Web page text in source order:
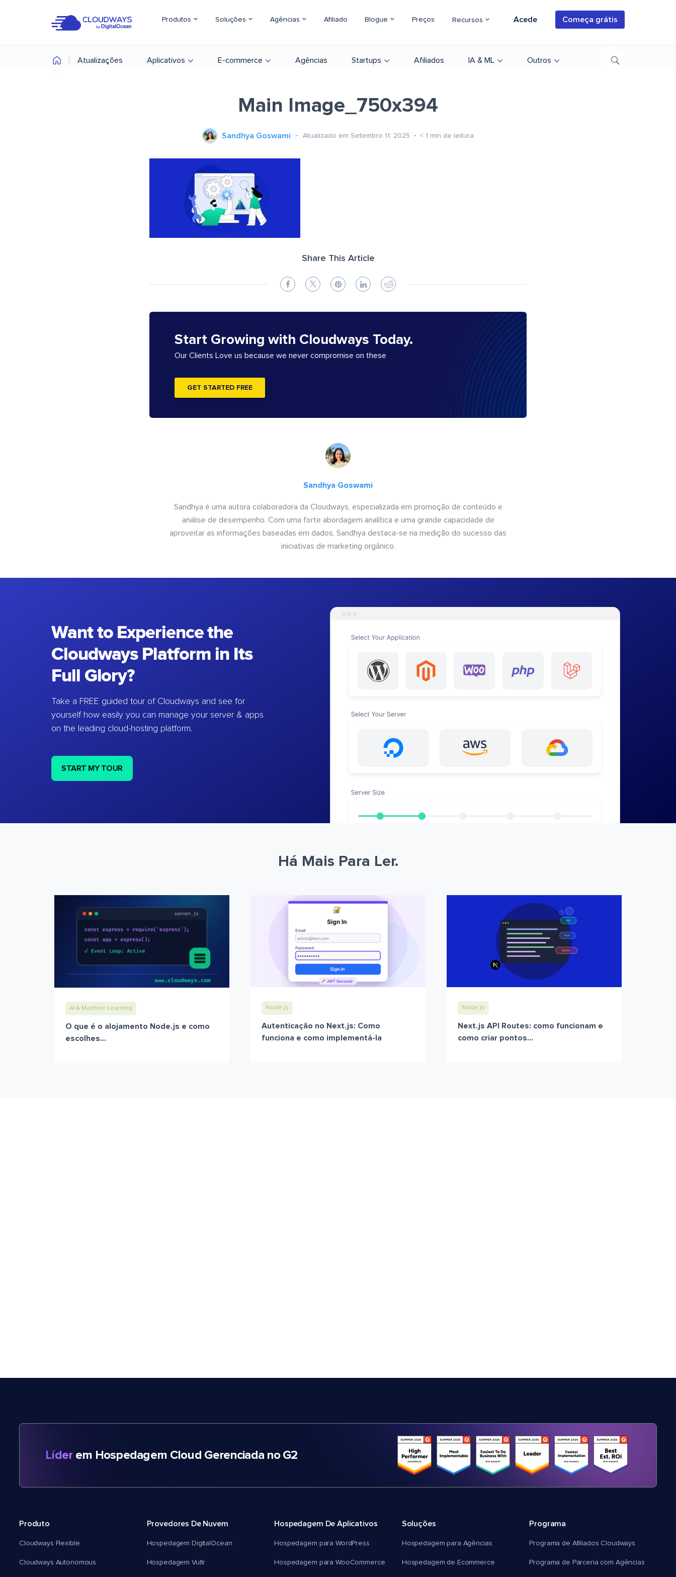
Produtos Soluções Agências Afiliado Blogue Preços Recursos Acede Começa grátis
Atualizações Aplicativos E-commerce Agências Startups Afiliados IA & ML Outros
Main Image_750x394
Sandhya Goswami Atualizado em Setembro 11, 2025 < 1 min de leitura
Share This Article
Start Growing with Cloudways Today.
Our Clients Love us because we never compromise on these
GET STARTED FREE
Sandhya Goswami
Sandhya é uma autora colaboradora da Cloudways, especializada em promoção de conteúdo e
análise de desempenho. Com uma forte abordagem analítica e uma grande capacidade de
aproveitar as informações baseadas em dados, Sandhya destaca-se na medição do sucesso das
iniciativas de marketing orgânico.
Want to Experience the
Cloudways Platform in Its
Full Glory?
Take a FREE guided tour of Cloudways and see for
yourself how easily you can manage your server & apps
on the leading cloud-hosting platform.
START MY TOUR
Há Mais Para Ler.
AI & Machine Learning
O que é o alojamento Node.js e como
escolhes...
Node.js
Autenticação no Next.js: Como
funciona e como implementá-la
Node.js
Next.js API Routes: como funcionam e
como criar pontos...
Líder em Hospedagem Cloud Gerenciada no G2
Produto
Cloudways Flexible
Cloudways Autonomous
Provedores De Nuvem
Hospedagem DigitalOcean
Hospedagem Vultr
Hospedagem De Aplicativos
Hospedagem para WordPress
Hospedagem para WooCommerce
Soluções
Hospedagem para Agências
Hospedagem de Ecommerce
Programa
Programa de Afiliados Cloudways
Programa de Parceria com Agências